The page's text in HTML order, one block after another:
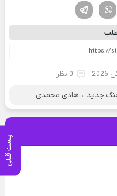
پست قبلی
لینکدین
0 نظر
جدید ، هادی محمدی